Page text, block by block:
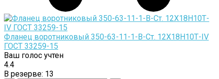
Фланец воротниковый 350-63-11-1-B-Cт. 12Х18Н10Т-IV
ГОСТ 33259-15
Ваш голос учтен
4.4
В резерве: 13